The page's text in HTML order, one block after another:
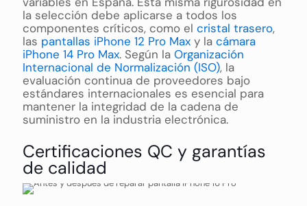
la selección debe aplicarse a todos los
componentes críticos, como el cristal trasero,
las pantallas iPhone 12 Pro Max y la cámara
iPhone 14 Pro Max. Según la Organización
Internacional de Normalización (ISO), la
evaluación continua de proveedores bajo
estándares internacionales es esencial para
mantener la integridad de la cadena de
suministro en la industria electrónica.
Certificaciones QC y garantías
de calidad